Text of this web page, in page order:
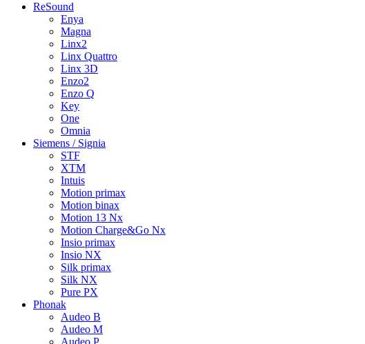
ReSound
Enya
Magna
Linx2
Linx Quattro
Linx 3D
Enzo2
Enzo Q
Key
One
Omnia
Siemens / Signia
STF
XTM
Intuis
Motion primax
Motion binax
Motion 13 Nx
Motion Charge&Go Nx
Insio primax
Insio NX
Silk primax
Silk NX
Pure PX
Phonak
Audeo B
Audeo M
Audeo P